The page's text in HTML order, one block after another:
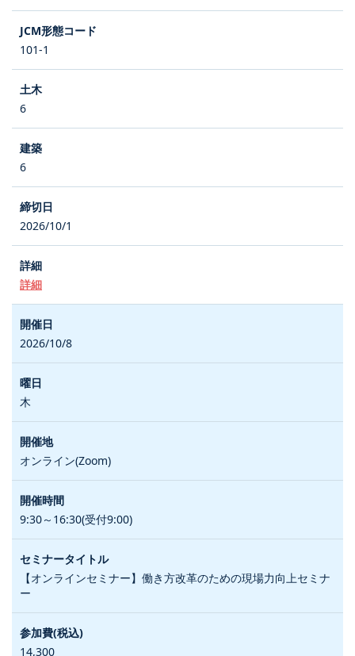
101-1
6
6
2026/10/1
詳細
2026/10/8
木
オンライン(Zoom)
9:30～16:30(受付9:00)
【オンラインセミナー】働き方改革のための現場力向上セミナ
ー
14,300